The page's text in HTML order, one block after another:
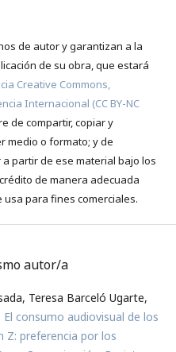
de autor y garantizan a la
de su obra, que estará
Creative Commons,
Internacional (CC BY-NC
de compartir, copiar y
medio o formato; y de
partir de ese material bajo los
de manera adecuada
usa para fines comerciales.
autor/a
Teresa Barceló Ugarte,
El consumo audiovisual de los
Z: preferencia por los